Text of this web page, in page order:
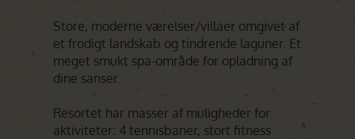
Store, moderne værelser/villaer omgivet af
et frodigt landskab og tindrende laguner. Et
meget smukt spa-område for opladning af
dine sanser.
Resortet har masser af muligheder for
aktiviteter: 4 tennisbaner, stort fitness